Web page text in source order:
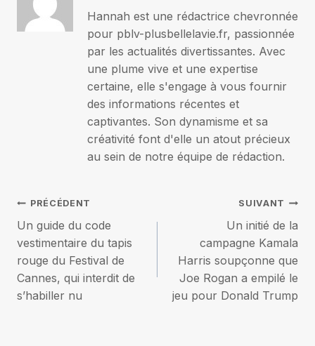
Hannah est une rédactrice chevronnée
pour pblv-plusbellelavie.fr, passionnée
par les actualités divertissantes. Avec
une plume vive et une expertise
certaine, elle s'engage à vous fournir
des informations récentes et
captivantes. Son dynamisme et sa
créativité font d'elle un atout précieux
au sein de notre équipe de rédaction.
Navigation
de
l’article
PRÉCÉDENT
Un guide du code
vestimentaire du tapis
rouge du Festival de
Cannes, qui interdit de
s’habiller nu
SUIVANT
Un initié de la
campagne Kamala
Harris soupçonne que
Joe Rogan a empilé le
jeu pour Donald Trump